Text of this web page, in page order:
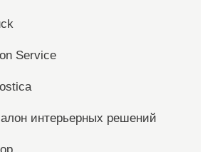
Service
интерьерных решений